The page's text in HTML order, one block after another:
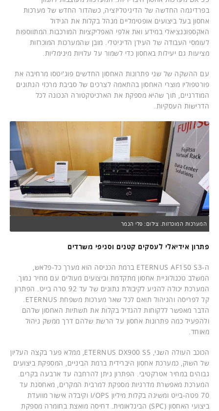
בפרדיגמה החדשה של הדיגיטליזציה, כשהדור החדש של מערכות
אחסון בעל ביצועים אופטימליים מנהל בקלות את הגידול
האקספוננציאלי במידע ואת אלפי האפליקציות המורכבות המתווספות
לעומסי העבודה של העידן הדיגיטלי. מובן שהמערכות המוכרזות
מציעות גם יעילות באחסון כדי לשמור על עלויות מינימליות.
עם ההשקה של שני פתרונות האחסון החדשים פוג'יטסו מרחיבה את
פורטפוליו מוצרי האחסון בהתאמה לצרכים של סביבת מרכזי הנתונים
המודרניים, תוך שהיא מספקת את הארכיטקטורה הנכונה לכל
הדרישות העסקיות.
המערכות המוכרזות. צילום: פלי הנמר
פתרון אידיאלי לעסקים קטנים וסניפי משרדים
ה-ETERNUS AF150 S3 ברמת הכניסה הוא מערך כל-פלאש,
המשלב טכנולוגיית אחסון מתקדמת וביצועים מעולים עם מחיר נמוך.
המערכת יכולה להגיע לקיבולת נתונים של עד 92 טרה בייט. הפתרון
הדבר מאפשר ללקוחות להגדיל בקלות את תשתיות האחסון שלהם
ולהפעיל כמה פתרונות אחסון על הרשת שלהם דרך ממשק ניהול
מאוחד.
הכוכב העולה השני, ETERNUS DX900 S5, ממלא פער בקצה העליון
של השוק, כמערכת אחסון היברידית ברמת הביניים, המספקת ביצועים
גבוהים במחיר אטרקטיבי. הפתרון ניתן להרחבה עד ארבעה בקרים.
המערכת מאפשרת מדרגיות מספקת למרבית המקרים, מאחסנת עד
70 פטה-בייט ומשיגה בקלות מיליון I/OPS וקיבלה אישור מוועדת
ביצועי האחסון (SPC) הבינלאומית. דחיסה מואצת בחומרה מספקת